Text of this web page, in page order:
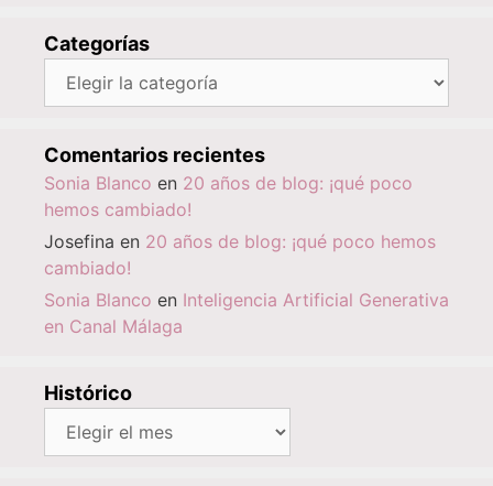
Categorías
Comentarios recientes
Sonia Blanco en 20 años de blog: ¡qué poco
hemos cambiado!
Josefina en 20 años de blog: ¡qué poco hemos
cambiado!
Sonia Blanco en Inteligencia Artificial Generativa
en Canal Málaga
Histórico